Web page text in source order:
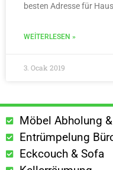
besten Adresse für
WEITERLESEN »
3. Ocak 2019
Möbel Abholung
Entrümpelung
Eckcouch & Sofa